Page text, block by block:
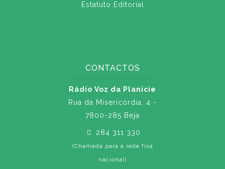
Estatuto Editorial
CONTACTOS
Rádio Voz da Planície
Rua da Misericórdia, 4 -
7800-285 Beja
284 311 330
(Chamada para a rede fixa
nacional)